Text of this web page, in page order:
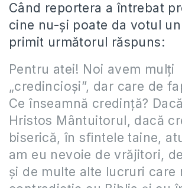
Când reportera a întrebat
cine nu-şi poate da votul
primit următorul răspuns:
Pentru atei! Noi avem mulţi
„credincioşi”, dar care de
Ce înseamnă credinţă?
Hristos Mântuitorul, dacă
biserică, în sﬁntele taine,
am eu nevoie de vrăjitori,
şi de multe alte lucruri care